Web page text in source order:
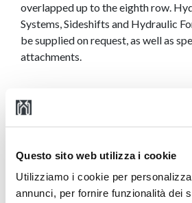
Questo sito web utilizza i cookie
Utilizziamo i cookie per
annunci, per fornire funzionalità dei
overlapped up to the eighth row.
Systems, Sideshifts and Hydraulic
be supplied on request, as well as
attachments.
Download User's
Download Spare